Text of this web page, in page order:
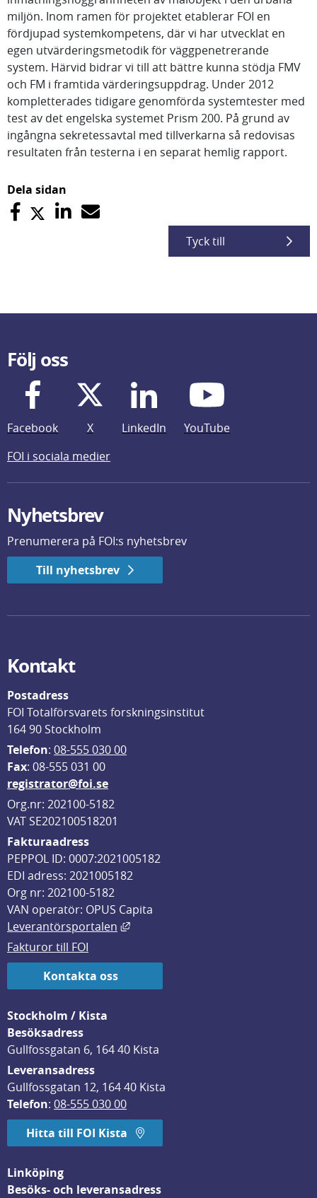
miljön. Inom ramen för projektet etablerar FOI en
fördjupad systemkompetens, där vi har utvecklat en
egen utvärderingsmetodik för väggpenetrerande
system. Härvid bidrar vi till att bättre kunna stödja FMV
och FM i framtida värderingsuppdrag. Under 2012
kompletterades tidigare genomförda systemtester med
test av det engelska systemet Prism 200. På grund av
ingångna sekretessavtal med tillverkarna så redovisas
resultaten från testerna i en separat hemlig rapport.
Dela sidan
Tyck till
Följ oss
Facebook X LinkedIn
YouTube
FOI i sociala medier
Nyhetsbrev
Prenumerera på FOI:s nyhetsbrev
Till nyhetsbrev
Kontakt
Postadress
FOI Totalförsvarets forskningsinstitut
164 90 Stockholm
Telefon: 08-555 030 00
Fax: 08-555 031 00
registrator@foi.se
Org.nr: 202100-5182
VAT SE202100518201
Fakturaadress
PEPPOL ID: 0007:2021005182
EDI adress: 2021005182
Org nr: 202100-5182
VAN operatör: OPUS Capita
Leverantörsportalen
Länk till annan webbplats, öppnas
Fakturor till FOI
Kontakta oss
Stockholm / Kista
Besöksadress
Gullfossgatan 6, 164 40 Kista
Leveransadress
Gullfossgatan 12, 164 40 Kista
Telefon: 08-555 030 00
Hitta till FOI Kista
Linköping
Besöks- och leveransadress